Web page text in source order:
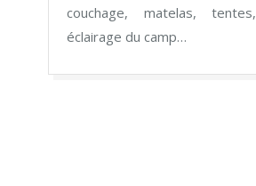
couchage, matelas, tentes,
éclairage du camp…